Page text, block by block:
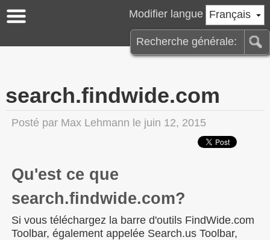
Français
Modifier langue
search.findwide.com
Posté par Max Lehmann le juin 12, 2015
Qu'est ce que
search.findwide.com?
Si vous téléchargez la barre d'outils FindWide.com
Toolbar, également appelée Search.us Toolbar,